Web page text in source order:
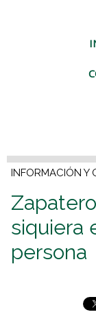
INFORMACIÓN Y
siquiera
persona